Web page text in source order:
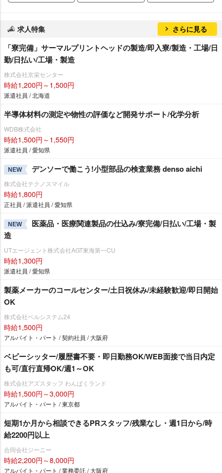
求人特集 さらに見る
「寮完備」サーマルプリントヘッドの製造/即入寮/製造・工場/日
勤/日払い/工場・製造
株式会社京栄センター
時給1,200円～1,500円
派遣社員 / 北海道
半導体材料の測定や物性の評価など開発サポート/化学分析
WDB株式会社
時給1,500円～1,550円
派遣社員 / 愛知県
NEW デンソーで働こう!小型部品の検査業務 denso aichi
株式会社テクノスマイル
時給1,800円
正社員 / 派遣社員 / 愛知県
NEW
医薬品・医療関連製品の仕込み/寮完備/日払い/工場・製
造
UTエージェント株式会社AGT東海第一CU
時給1,300円
派遣社員 / 愛知県
製薬メーカーのコールセンター/土日祝休み/未経験歓迎/即日開始
OK
株式会社ベルシステム24
時給1,500円
アルバイト・パート / 契約社員 / 大阪府
ベビーシッター/履歴書不要・即日勤務OK/WEB面接で当日内定
も可/直行直帰OK/週1～OK
株式会社アズスタッフ わんぱくランド
時給1,500円～3,000円
アルバイト・パート / 東京都
短期1か月から相談できるPRスタッフ/残業なし・週1日から/時
給2200円以上
合同会社ジーニー
時給2,200円～8,000円
アルバイト・パート / 業務委託 / 大阪府